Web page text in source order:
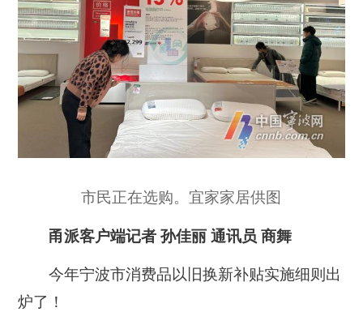
市民正在选购。宜家家居供图
甬派客户端记者 孙佳丽 通讯员 商舞
今年宁波市消费品以旧换新补贴实施细则出
炉了！